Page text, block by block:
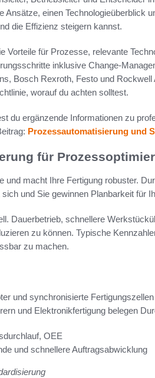
Ansätze, einen Technologieüberblick
die Effizienz steigern kannst.
Vorteile für Prozesse, relevante
inklusive Change-
Bosch Rexroth, Festo und
worauf du achten solltest.
du ergänzende Informationen zu
Prozessautomatisierung und
für
und macht Ihre Fertigung robuster.
und Sie gewinnen Planbarkeit für
Dauerbetrieb, schnellere
zu können. Typische
zu machen.
und synchronisierte
und Elektronikfertigung belegen
OEE
und schnellere Auftragsabwicklung